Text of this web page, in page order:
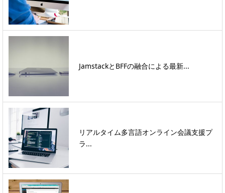
JamstackとBFFの融合による最新...
リアルタイム多言語オンライン会議支援プ
ラ...